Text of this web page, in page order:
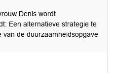
Denis wordt
Een alternatieve strategie te
van de duurzaamheidsopgave